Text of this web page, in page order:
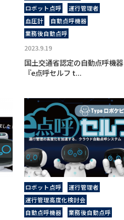
ロボット点呼
運行管理者
血圧計
自動点呼機器
業務後自動点呼
2023.9.19
国土交通省認定の自動点呼機器
『e点呼セルフ t...
ロボット点呼
運行管理者
運行管理高度化検討会
自動点呼機器
業務後自動点呼